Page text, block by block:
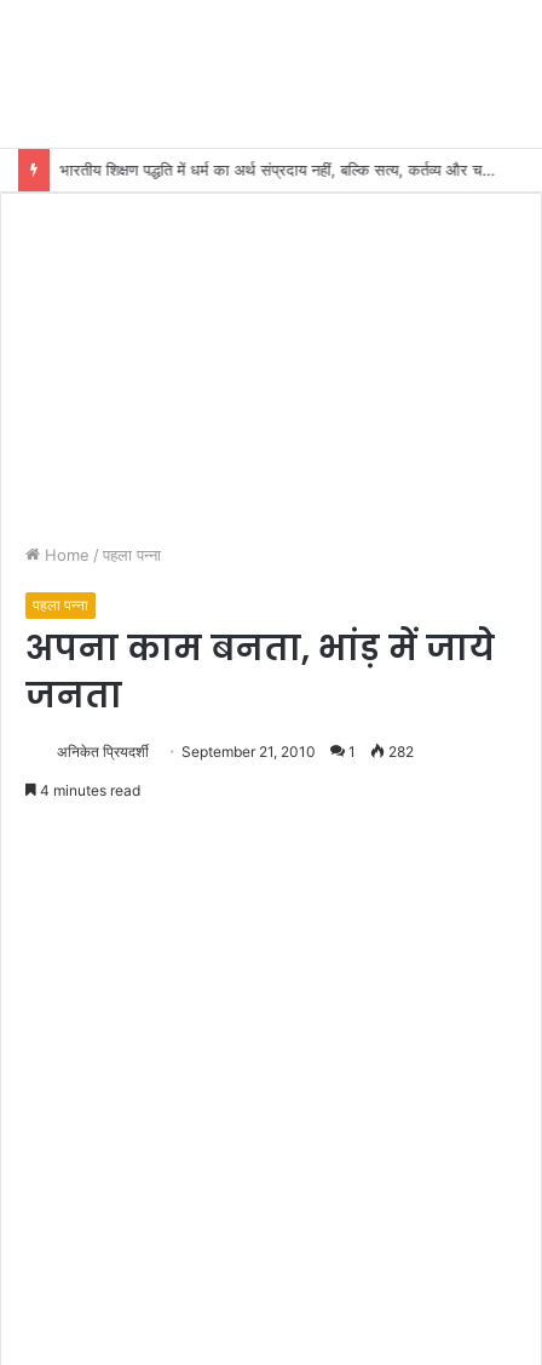
भारतीय शिक्षण पद्धति में धर्म का अर्थ संप्रदाय नहीं, बल्कि सत्य, कर्तव्य और चरित्र निर्माण है: विजय प्रकाश
Home / पहला पन्ना
पहला पन्ना
अपना काम बनता, भांड़ में जाये
जनता
अनिकेत प्रियदर्शी September 21, 2010 1 282
4 minutes read